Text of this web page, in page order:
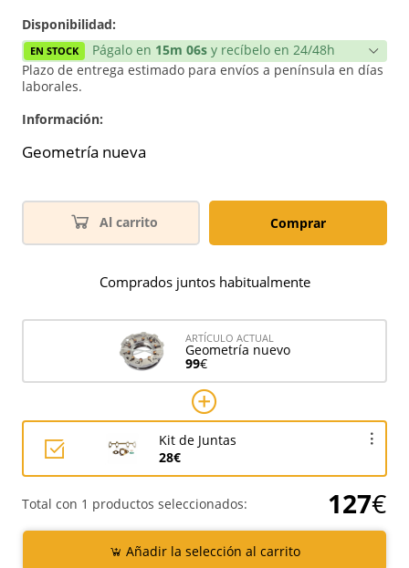
Disponibilidad:
EN STOCK Págalo en 15m 06s y recíbelo en 24/48h
Plazo de entrega estimado para envíos a península en días
laborales.
Información:
Geometría nueva
Al carrito Comprar
Comprados juntos habitualmente
ARTÍCULO ACTUAL
Geometría nuevo
99€
Kit de Juntas
28€
Total con 1 productos seleccionados: 127€
Añadir la selección al carrito